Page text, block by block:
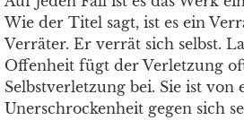
Wie der Titel sagt, ist es ein
Verräter. Er verrät sich selbst.
Offenheit fügt der Verletzung
Selbstverletzung bei. Sie ist von
Unerschrockenheit gegen sich